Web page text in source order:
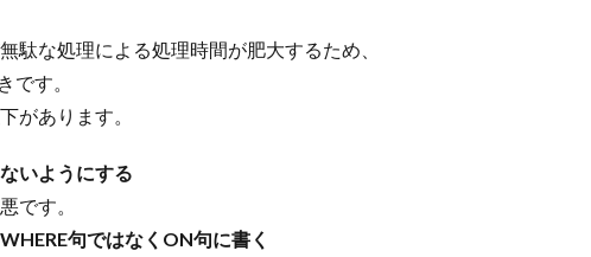
駄な処理による処理時間が肥大するため、
です。
があります。
いようにする
です。
句ではなくON句に書く